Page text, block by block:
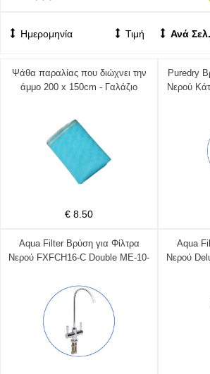
Ημερομηνία Τιμή Ανά Σελ.
Ψάθα παραλίας που διώχνει την
άμμο 200 x 150cm - Γαλάζιο
€ 8.50
Puredry
Νερού
Aqua Filter Βρύση για Φίλτρα
Νερού FXFCH16-C Double ME-10-
Aqua
Νερού